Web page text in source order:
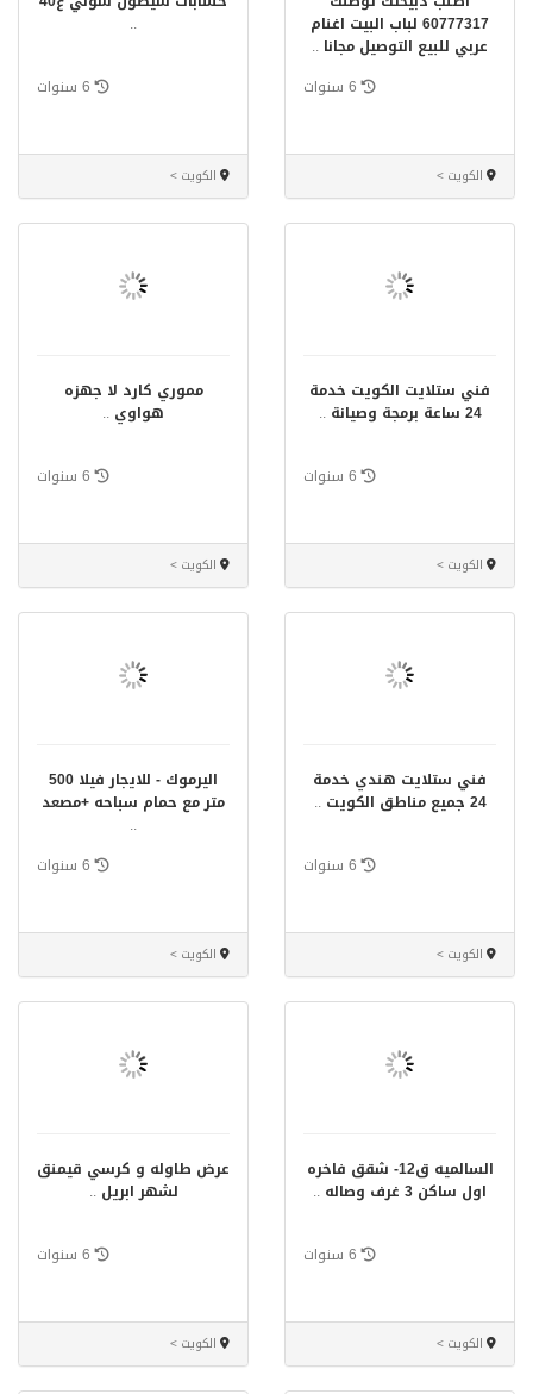
60777317 لباب البيت اغنام
عربي للبيع التوصيل مجانا ..
6 سنوات
الكويت >
..
6 سنوات
الكويت >
فني ستلايت الكويت خدمة
24 ساعة برمجة وصيانة
..
6 سنوات
الكويت >
مموري كارد لا جهزه
هواوي ..
6 سنوات
الكويت >
فني ستلايت هندي خدمة
24 جميع مناطق الكويت
..
6 سنوات
الكويت >
اليرموك - للايجار فيلا 500
متر مع حمام سباحه +مصعد
..
6 سنوات
الكويت >
السالميه ق12- شقق فاخره
اول ساكن 3 غرف وصاله
..
6 سنوات
الكويت >
عرض طاوله و كرسي قيمنق
لشهر ابريل ..
6 سنوات
الكويت >